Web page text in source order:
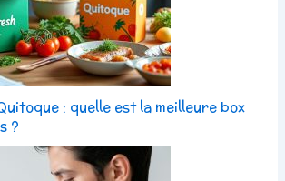
: quelle est la meilleure box
?